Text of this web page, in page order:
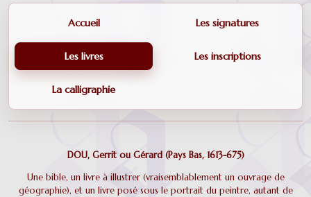
Accueil Les signatures
Les livres Les inscriptions
La calligraphie
DOU, Gerrit ou Gérard (Pays Bas, 1613-675)
Une bible, un livre à illustrer (vraisemblablement un ouvrage de
géographie), et un livre posé sous le portrait du peintre, autant de